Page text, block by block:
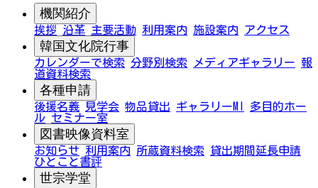
機関紹介
挨拶 沿革 主要活動 利用案内 施設案内 アクセス
韓国文化院行事
カレンダーで検索 分野別検索 メディアギャラリー 報
道資料検索
各種申請
後援名義 見学会 物品貸出 ギャラリーMI
多目的ホー
ル セミナー室
図書映像資料室
お知らせ 利用案内 所蔵資料検索
貸出期間延長申請
ひとこと書評
世宗学堂